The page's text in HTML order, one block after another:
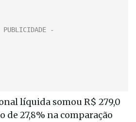
líquida somou R$ 279,0
de 27,8% na comparação